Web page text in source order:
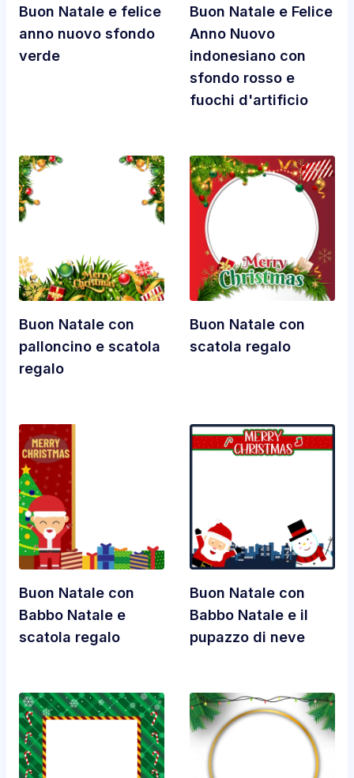
Buon Natale e felice
anno nuovo sfondo
verde
Buon Natale e Felice
Anno Nuovo
indonesiano con
sfondo rosso e
fuochi d'artificio
Buon Natale con
palloncino e scatola
regalo
Buon Natale con
scatola regalo
Buon Natale con
Babbo Natale e
scatola regalo
Buon Natale con
Babbo Natale e il
pupazzo di neve